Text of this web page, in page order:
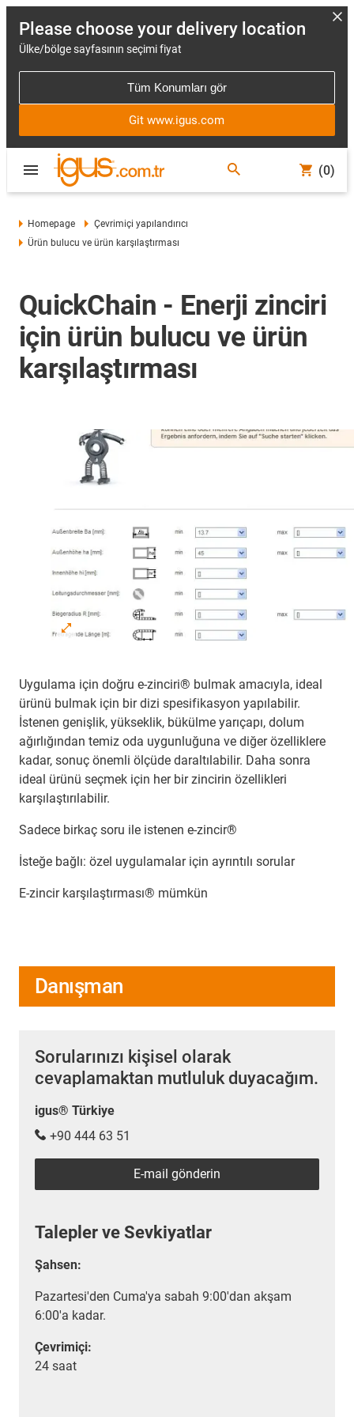
Please choose your delivery location
Ülke/bölge sayfasının seçimi fiyat
Tüm Konumları gör
Git www.igus.com
(0)
Homepage
Çevrimiçi yapılandırıcı
Ürün bulucu ve ürün karşılaştırması
QuickChain - Enerji zinciri
için ürün bulucu ve ürün
karşılaştırması
Uygulama için doğru e-zinciri® bulmak amacıyla, ideal
ürünü bulmak için bir dizi spesifikasyon yapılabilir.
İstenen genişlik, yükseklik, bükülme yarıçapı, dolum
ağırlığından temiz oda uygunluğuna ve diğer özelliklere
kadar, sonuç önemli ölçüde daraltılabilir. Daha sonra
ideal ürünü seçmek için her bir zincirin özellikleri
karşılaştırılabilir.
Sadece birkaç soru ile istenen e-zincir®
İsteğe bağlı: özel uygulamalar için ayrıntılı sorular
E-zincir karşılaştırması® mümkün
Danışman
Sorularınızı kişisel olarak
cevaplamaktan mutluluk duyacağım.
igus® Türkiye
+90 444 63 51
E-mail gönderin
Talepler ve Sevkiyatlar
Şahsen:
Pazartesi'den Cuma'ya sabah 9:00'dan akşam
6:00'a kadar.
Çevrimiçi:
24 saat